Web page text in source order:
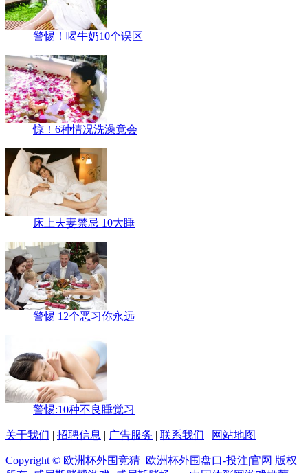
警惕！喝牛奶10个误区
惊！6种情况洗澡竟会
床上夫妻禁忌 10大睡
警惕 12个恶习你永远
警惕:10种不良睡觉习
关于我们 | 招聘信息 | 广告服务 | 联系我们 | 网站地图
Copyright © 欧洲杯外围竞猜_欧洲杯外围盘口-投注|官网 版权